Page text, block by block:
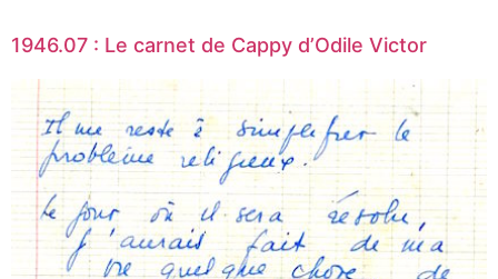
1946.07 : Le carnet de Cappy d’Odile Victor